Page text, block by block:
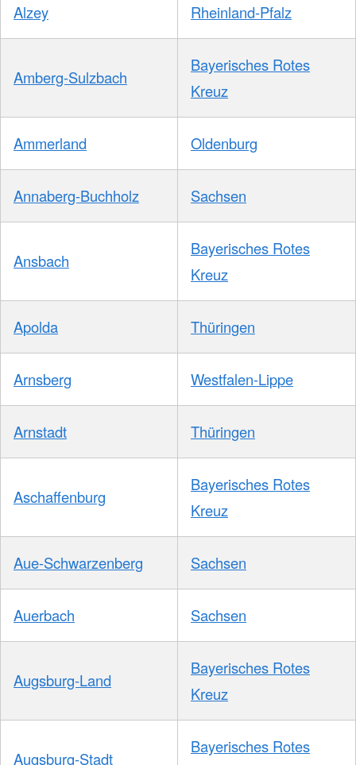
Alzey Rheinland-Pfalz
Amberg-Sulzbach
Bayerisches Rotes
Kreuz
Ammerland Oldenburg
Annaberg-Buchholz Sachsen
Ansbach
Bayerisches Rotes
Kreuz
Apolda Thüringen
Arnsberg Westfalen-Lippe
Arnstadt Thüringen
Aschaffenburg
Bayerisches Rotes
Kreuz
Aue-Schwarzenberg Sachsen
Auerbach Sachsen
Augsburg-Land
Bayerisches Rotes
Kreuz
Augsburg-Stadt
Bayerisches Rotes